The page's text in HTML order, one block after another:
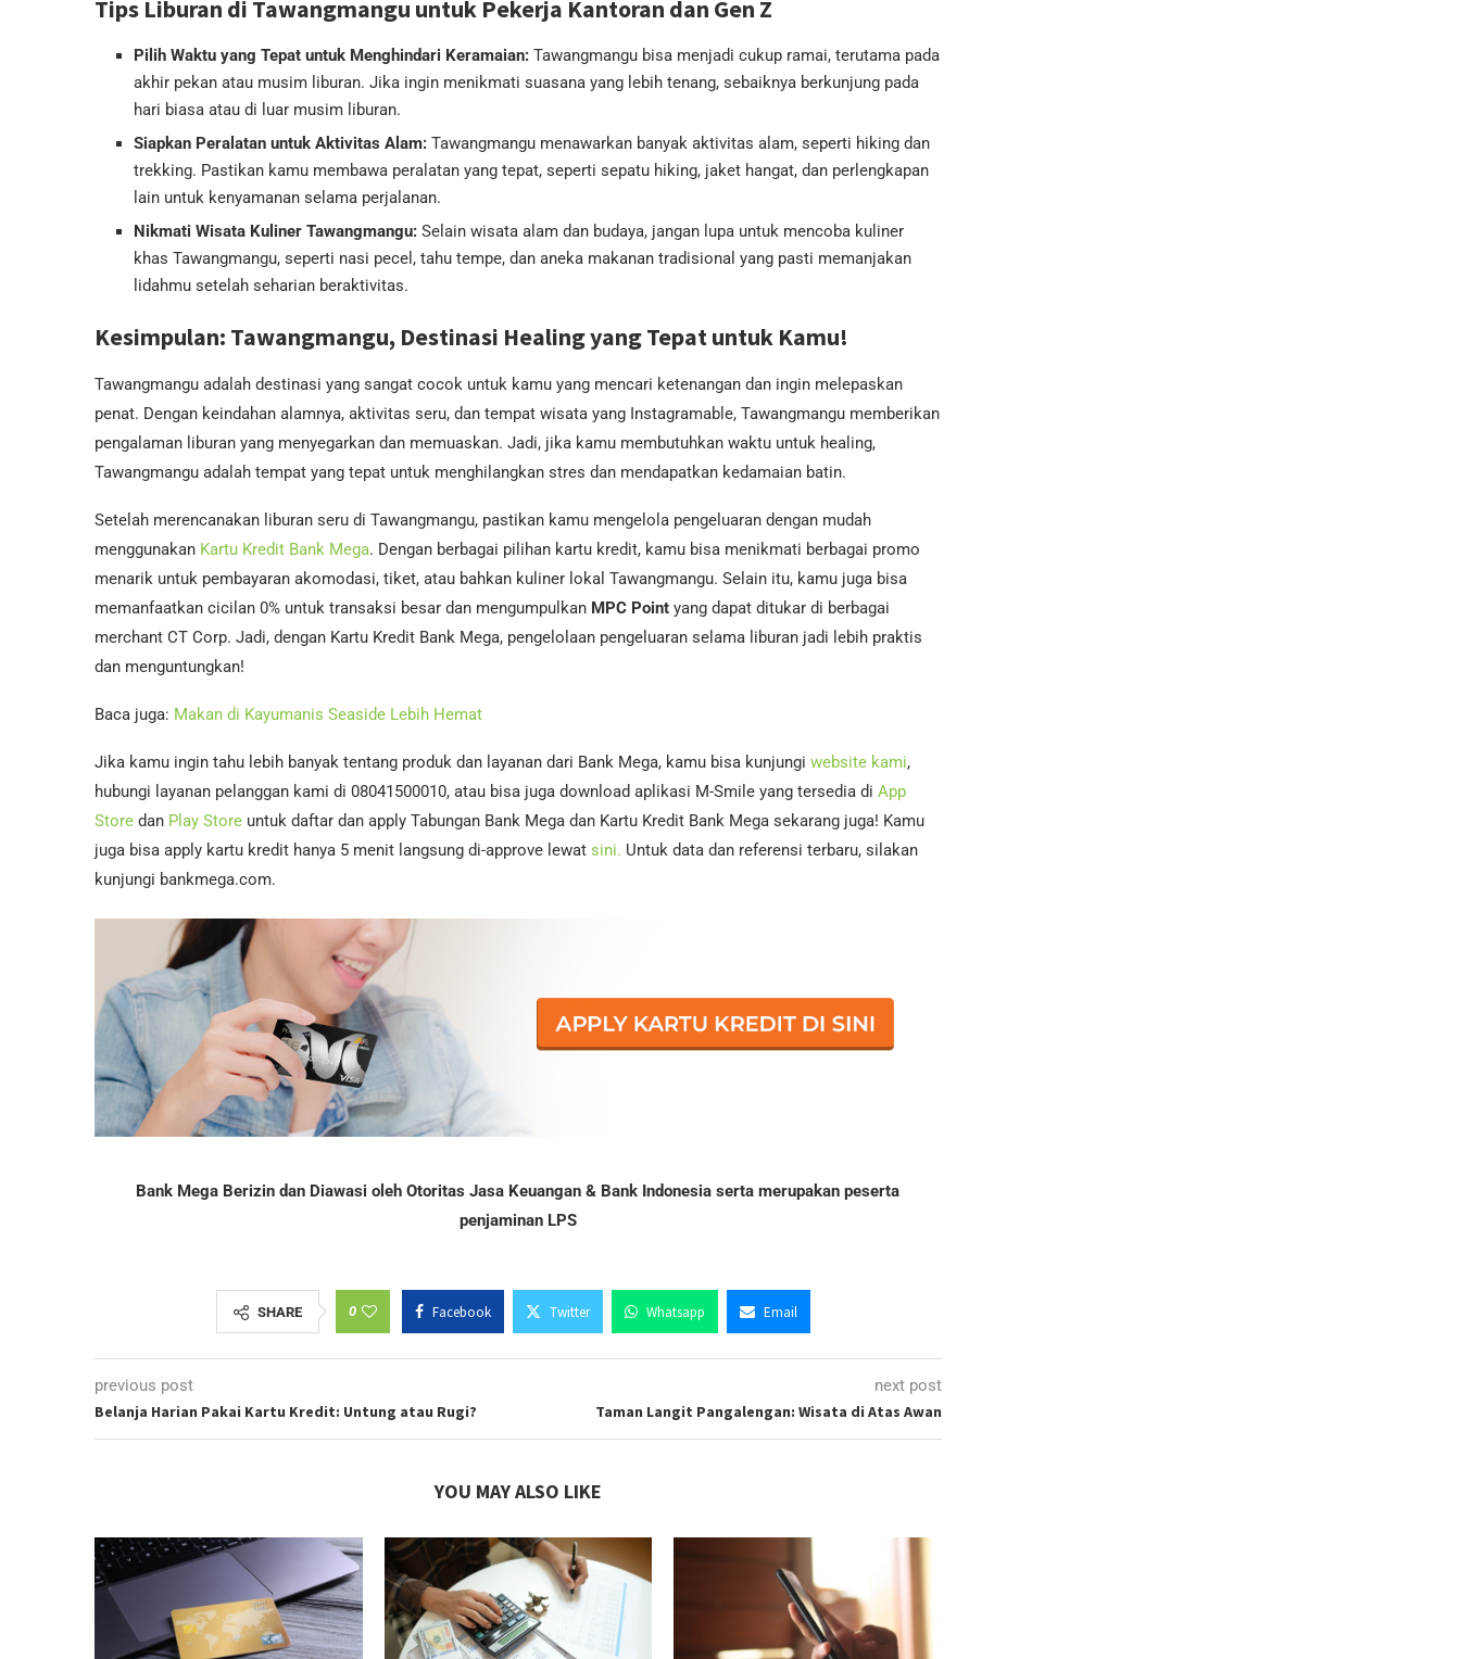
Tips Liburan di Tawangmangu untuk Pekerja Kantoran dan Gen Z
Pilih Waktu yang Tepat untuk Menghindari Keramaian: Tawangmangu bisa menjadi cukup ramai, terutama pada
akhir pekan atau musim liburan. Jika ingin menikmati suasana yang lebih tenang, sebaiknya berkunjung pada
hari biasa atau di luar musim liburan.
Siapkan Peralatan untuk Aktivitas Alam: Tawangmangu menawarkan banyak aktivitas alam, seperti hiking dan
trekking. Pastikan kamu membawa peralatan yang tepat, seperti sepatu hiking, jaket hangat, dan perlengkapan
lain untuk kenyamanan selama perjalanan.
Nikmati Wisata Kuliner Tawangmangu: Selain wisata alam dan budaya, jangan lupa untuk mencoba kuliner
khas Tawangmangu, seperti nasi pecel, tahu tempe, dan aneka makanan tradisional yang pasti memanjakan
lidahmu setelah seharian beraktivitas.
Kesimpulan: Tawangmangu, Destinasi Healing yang Tepat untuk Kamu!
Tawangmangu adalah destinasi yang sangat cocok untuk kamu yang mencari ketenangan dan ingin melepaskan
penat. Dengan keindahan alamnya, aktivitas seru, dan tempat wisata yang Instagramable, Tawangmangu memberikan
pengalaman liburan yang menyegarkan dan memuaskan. Jadi, jika kamu membutuhkan waktu untuk healing,
Tawangmangu adalah tempat yang tepat untuk menghilangkan stres dan mendapatkan kedamaian batin.
Setelah merencanakan liburan seru di Tawangmangu, pastikan kamu mengelola pengeluaran dengan mudah
menggunakan Kartu Kredit Bank Mega. Dengan berbagai pilihan kartu kredit, kamu bisa menikmati berbagai promo
menarik untuk pembayaran akomodasi, tiket, atau bahkan kuliner lokal Tawangmangu. Selain itu, kamu juga bisa
memanfaatkan cicilan 0% untuk transaksi besar dan mengumpulkan MPC Point yang dapat ditukar di berbagai
merchant CT Corp. Jadi, dengan Kartu Kredit Bank Mega, pengelolaan pengeluaran selama liburan jadi lebih praktis
dan menguntungkan!
Baca juga: Makan di Kayumanis Seaside Lebih Hemat
Jika kamu ingin tahu lebih banyak tentang produk dan layanan dari Bank Mega, kamu bisa kunjungi website kami,
hubungi layanan pelanggan kami di 08041500010, atau bisa juga download aplikasi M-Smile yang tersedia di App
Store dan Play Store untuk daftar dan apply Tabungan Bank Mega dan Kartu Kredit Bank Mega sekarang juga! Kamu
juga bisa apply kartu kredit hanya 5 menit langsung di-approve lewat sini. Untuk data dan referensi terbaru, silakan
kunjungi bankmega.com.
Bank Mega Berizin dan Diawasi oleh Otoritas Jasa Keuangan & Bank Indonesia serta merupakan peserta
penjaminan LPS
SHARE 0 Facebook Twitter Whatsapp Email
previous post
Belanja Harian Pakai Kartu Kredit: Untung atau Rugi?
next post
Taman Langit Pangalengan: Wisata di Atas Awan
YOU MAY ALSO LIKE